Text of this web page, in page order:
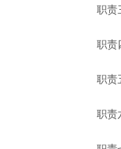
职责
职责
职责
职责